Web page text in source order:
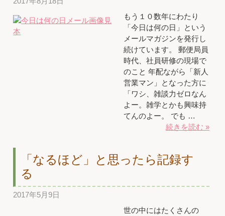
もう１０数年にわたり
「今日は何の日」という
メールマガジンを発行し
続けています。 郵便局員
時代、社員研修の現場で
のこと 年配ながら「新人
営業マン」となった方に
「ワシ、雑談力ゼロなん
よー。雑学とかも興味持
てんのよー。 でも …
続きを読む »
「なるほど」と思ったら記録す
る
2017年5月9日
世の中にはたくさんの